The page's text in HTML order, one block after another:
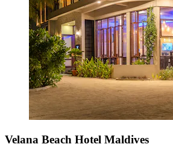
Velana Beach Hotel Maldives